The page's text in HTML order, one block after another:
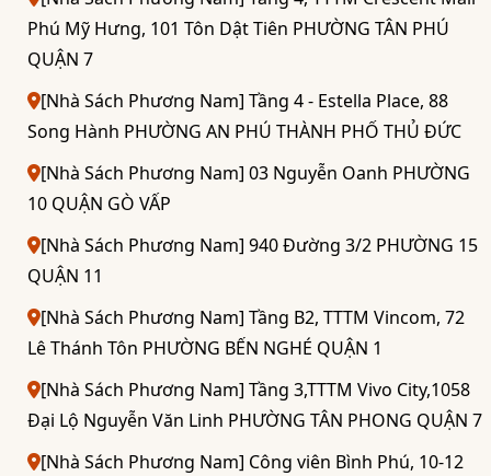
Phú Mỹ Hưng, 101 Tôn Dật Tiên PHƯỜNG TÂN PHÚ
QUẬN 7
[Nhà Sách Phương Nam] Tầng 4 - Estella Place, 88
Song Hành PHƯỜNG AN PHÚ THÀNH PHỐ THỦ ĐỨC
[Nhà Sách Phương Nam] 03 Nguyễn Oanh PHƯỜNG
10 QUẬN GÒ VẤP
[Nhà Sách Phương Nam] 940 Đường 3/2 PHƯỜNG 15
QUẬN 11
[Nhà Sách Phương Nam] Tầng B2, TTTM Vincom, 72
Lê Thánh Tôn PHƯỜNG BẾN NGHÉ QUẬN 1
[Nhà Sách Phương Nam] Tầng 3,TTTM Vivo City,1058
Đại Lộ Nguyễn Văn Linh PHƯỜNG TÂN PHONG QUẬN 7
[Nhà Sách Phương Nam] Công viên Bình Phú, 10-12